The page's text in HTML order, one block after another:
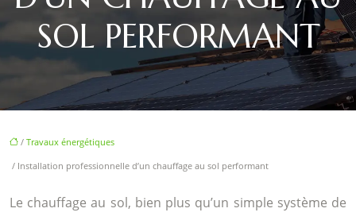
SOL PERFORMANT
/ Travaux énergétiques
/ Installation professionnelle d’un chauffage au sol performant
Le chauffage au sol, bien plus qu’un simple système de